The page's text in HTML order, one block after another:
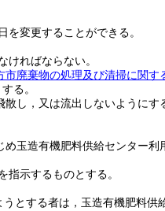
を変更することができる。
ければならない。
市廃棄物の処理及び清掃に関す
る。
し，又は流出しないようにす
め玉造有機肥料供給センター利
示するものとする。
とする者は，玉造有機肥料供